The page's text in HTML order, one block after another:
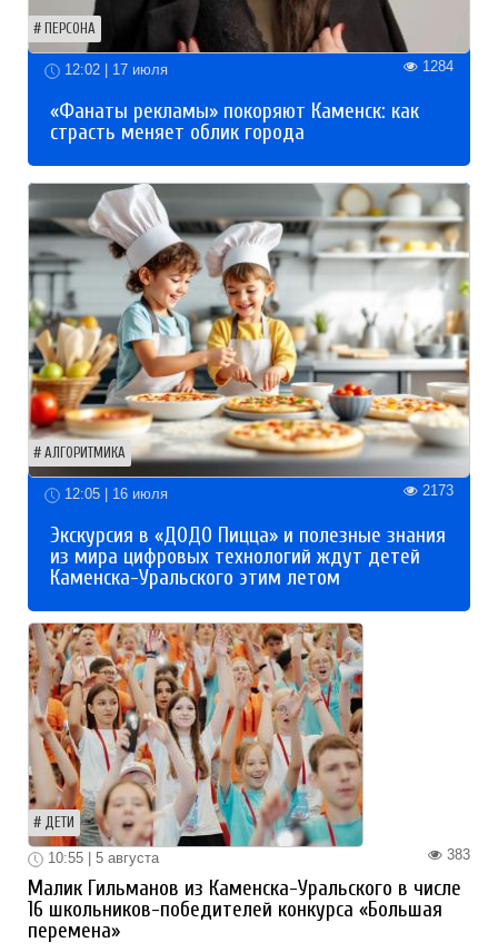
ПЕРСОНА
12:02 | 17 июля 1284
«Фанаты рекламы» покоряют Каменск: как
страсть меняет облик города
АЛГОРИТМИКА
12:05 | 16 июля 2173
Экскурсия в «ДОДО Пицца» и полезные знания
из мира цифровых технологий ждут детей
Каменска-Уральского этим летом
ДЕТИ
383
10:55 | 5 августа
Малик Гильманов из Каменска-Уральского в числе
16 школьников-победителей конкурса «Большая
перемена»